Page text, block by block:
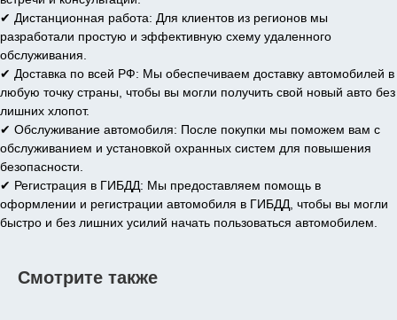
✔ Дистанционная работа: Для клиентов из регионов мы
разработали простую и эффективную схему удаленного
обслуживания.
✔ Доставка по всей РФ: Мы обеспечиваем доставку автомобилей в
любую точку страны, чтобы вы могли получить свой новый авто без
лишних хлопот.
✔ Обслуживание автомобиля: После покупки мы поможем вам с
обслуживанием и установкой охранных систем для повышения
безопасности.
✔ Регистрация в ГИБДД: Мы предоставляем помощь в
оформлении и регистрации автомобиля в ГИБДД, чтобы вы могли
быстро и без лишних усилий начать пользоваться автомобилем.
Смотрите также